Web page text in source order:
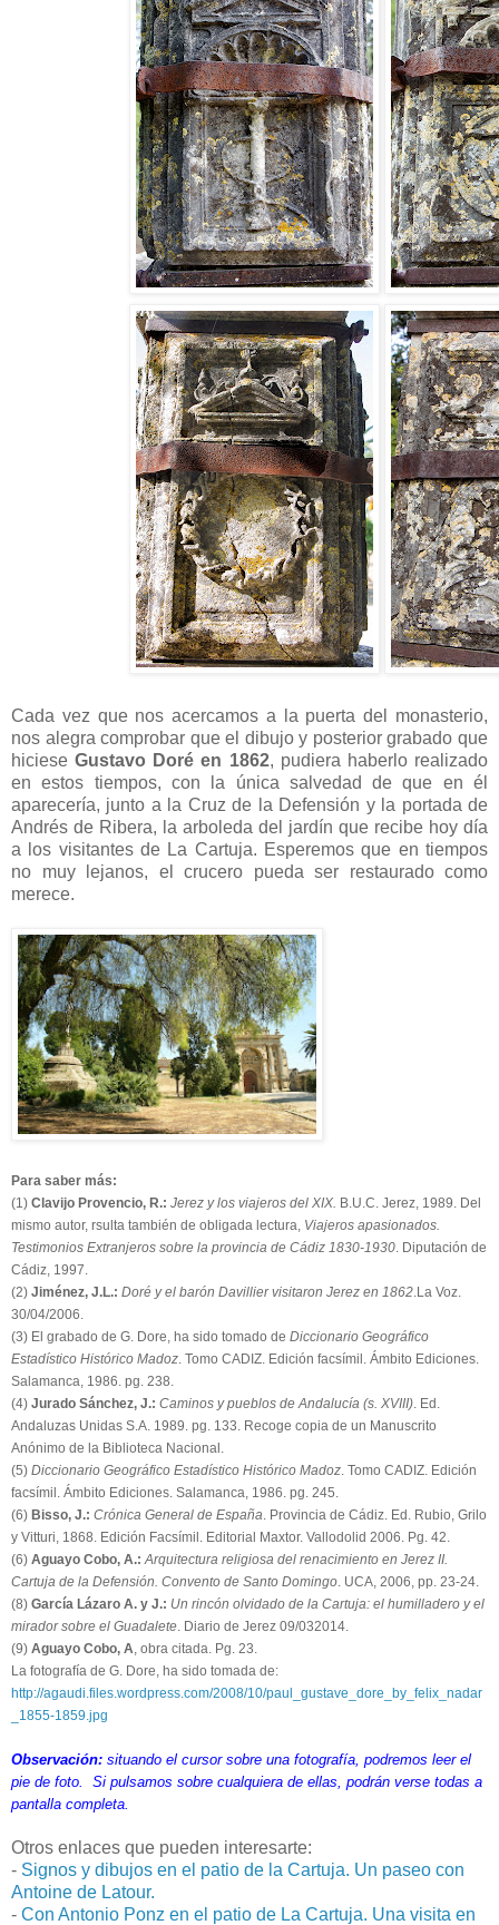
Cada vez que nos acercamos a la puerta del monasterio,
nos alegra comprobar que el dibujo y posterior grabado que
hicieseGustavo Doré en 1862, pudiera haberlo realizado
en estos tiempos, con la única salvedad de que en él
aparecería, junto a la Cruz de la Defensión y la portada de
Andrés de Ribera, la arboleda del jardín que recibe hoy día
a los visitantes de La Cartuja. Esperemos que en tiempos
no muy lejanos, el crucero pueda ser restaurado como
merece.
Para saber más:
(1) Clavijo Provencio, R.: Jerez y los viajeros del XIX. B.U.C. Jerez, 1989. Del
mismo autor, rsulta también de obligada lectura, Viajeros apasionados.
Testimonios Extranjeros sobre la provincia de Cádiz 1830-1930 . Diputación de
Cádiz, 1997.
(2) Jiménez, J.L.: Doré y el barón Davillier visitaron Jerez en 1862 .La Voz.
30/04/2006.
(3) El grabado de G. Dore, ha sido tomado de Diccionario Geográfico
Estadístico Histórico Madoz . Tomo CADIZ. Edición facsímil. Ámbito Ediciones.
Salamanca, 1986. pg. 238.
(4) Jurado Sánchez, J.: Caminos y pueblos de Andalucía (s. XVIII) . Ed.
Andaluzas Unidas S.A. 1989. pg. 133. Recoge copia de un Manuscrito
Anónimo de la Biblioteca Nacional.
(5) Diccionario Geográfico Estadístico Histórico Madoz . Tomo CADIZ. Edición
facsímil. Ámbito Ediciones. Salamanca, 1986. pg. 245.
(6) Bisso, J.: Crónica General de España . Provincia de Cádiz. Ed. Rubio, Grilo
y Vitturi, 1868. Edición Facsímil. Editorial Maxtor. Vallodolid 2006. Pg. 42.
(6) Aguayo Cobo, A.: Arquitectura religiosa del renacimiento en Jerez II.
Cartuja de la Defensión. Convento de Santo Domingo . UCA, 2006, pp. 23-24.
(8) García Lázaro A. y J.: Un rincón olvidado de la Cartuja: el humilladero y el
mirador sobre el Guadalete . Diario de Jerez 09/032014.
(9) Aguayo Cobo, A , obra citada. Pg. 23.
La fotografía de G. Dore, ha sido tomada de:
http://agaudi.files.wordpress.com/2008/10/paul_gustave_dore_by_felix_nadar
_1855-1859.jpg
Observación: situando el cursor sobre una fotografía, podremos leer el
pie de foto. Si pulsamos sobre cualquiera de ellas, podrán verse todas a
pantalla completa.
Otros enlaces que pueden interesarte:
- Signos y dibujos en el patio de la Cartuja. Un paseo con
Antoine de Latour.
- Con Antonio Ponz en el patio de La Cartuja. Una visita en